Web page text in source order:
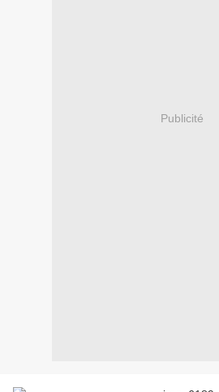
Publicité